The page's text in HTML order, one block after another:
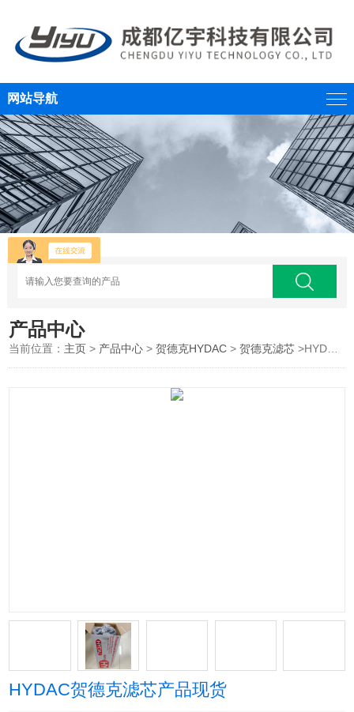
网站导航
产品中心
当前位置： 主页 > 产品中心 >贺德克HYDAC >贺德克滤芯 >HYDAC贺德克滤芯产品现货
HYDAC贺德克滤芯产品现货